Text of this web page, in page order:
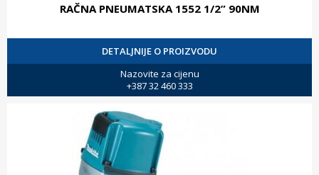
RAČNA PNEUMATSKA 1552 1/2” 90NM
DETALJNIJE O PROIZVODU
Nazovite za cijenu
+387 32 460 333